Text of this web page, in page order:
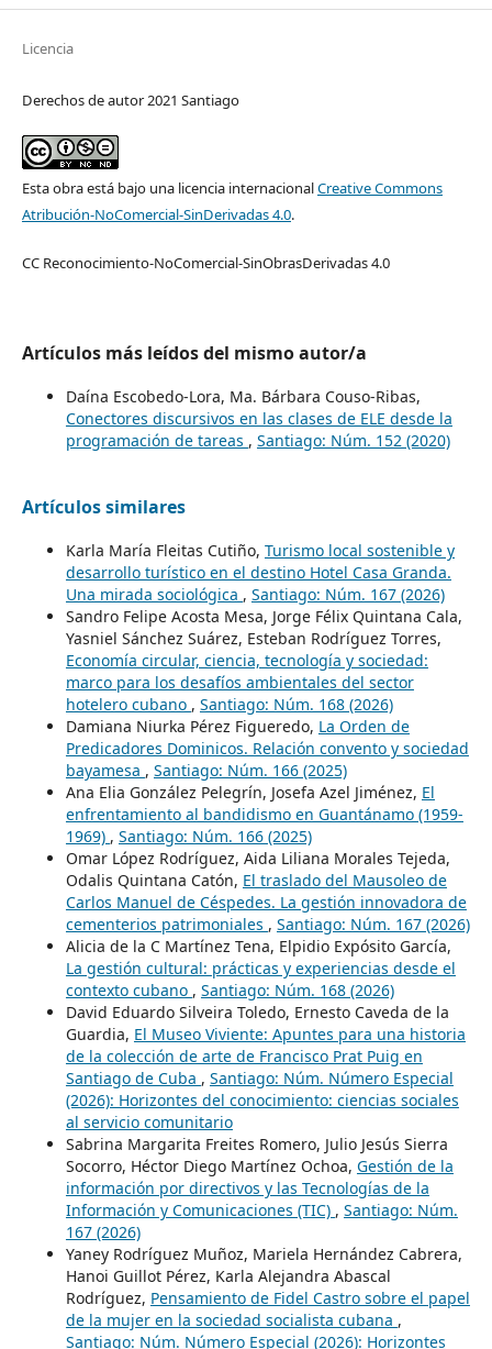
Licencia
Derechos de autor 2021 Santiago
Esta obra está bajo una licencia internacionalCreative Commons
Atribución-NoComercial-SinDerivadas 4.0.
CC Reconocimiento-NoComercial-SinObrasDerivadas 4.0
Artículos más leídos del mismo autor/a
Daína Escobedo-Lora, Ma. Bárbara Couso-Ribas,
Conectores discursivos en las clases de ELE desde la
programación de tareas , Santiago: Núm. 152 (2020)
Artículos similares
Karla María Fleitas Cutiño, Turismo local sostenible y
desarrollo turístico en el destino Hotel Casa Granda.
Una mirada sociológica , Santiago: Núm. 167 (2026)
Sandro Felipe Acosta Mesa, Jorge Félix Quintana Cala,
Yasniel Sánchez Suárez, Esteban Rodríguez Torres,
Economía circular, ciencia, tecnología y sociedad:
marco para los desafíos ambientales del sector
hotelero cubano , Santiago: Núm. 168 (2026)
Damiana Niurka Pérez Figueredo, La Orden de
Predicadores Dominicos. Relación convento y sociedad
bayamesa , Santiago: Núm. 166 (2025)
Ana Elia González Pelegrín, Josefa Azel Jiménez, El
enfrentamiento al bandidismo en Guantánamo (1959-
1969) , Santiago: Núm. 166 (2025)
Omar López Rodríguez, Aida Liliana Morales Tejeda,
Odalis Quintana Catón, El traslado del Mausoleo de
Carlos Manuel de Céspedes. La gestión innovadora de
cementerios patrimoniales , Santiago: Núm. 167 (2026)
Alicia de la C Martínez Tena, Elpidio Expósito García,
La gestión cultural: prácticas y experiencias desde el
contexto cubano , Santiago: Núm. 168 (2026)
David Eduardo Silveira Toledo, Ernesto Caveda de la
Guardia, El Museo Viviente: Apuntes para una historia
de la colección de arte de Francisco Prat Puig en
Santiago de Cuba , Santiago: Núm. Número Especial
(2026): Horizontes del conocimiento: ciencias sociales
al servicio comunitario
Sabrina Margarita Freites Romero, Julio Jesús Sierra
Socorro, Héctor Diego Martínez Ochoa, Gestión de la
información por directivos y las Tecnologías de la
Información y Comunicaciones (TIC) , Santiago: Núm.
167 (2026)
Yaney Rodríguez Muñoz, Mariela Hernández Cabrera,
Hanoi Guillot Pérez, Karla Alejandra Abascal
Rodríguez, Pensamiento de Fidel Castro sobre el papel
de la mujer en la sociedad socialista cubana ,
Santiago: Núm. Número Especial (2026): Horizontes